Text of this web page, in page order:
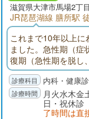
滋賀県大津市馬場2丁
JR琵琶湖線 膳所駅
これまで10年以上に
ました。急性期（症
復期（急性期を脱し
者様の抱える疾患の
OL（生活の質）改善
ております。お悩み
お越し下さい。丁
内科・健康
月火水木
日・祝休
了時間は直